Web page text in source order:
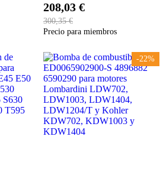
TCD2011
208,03 €
300,35 €
Precio para miembros
-22%